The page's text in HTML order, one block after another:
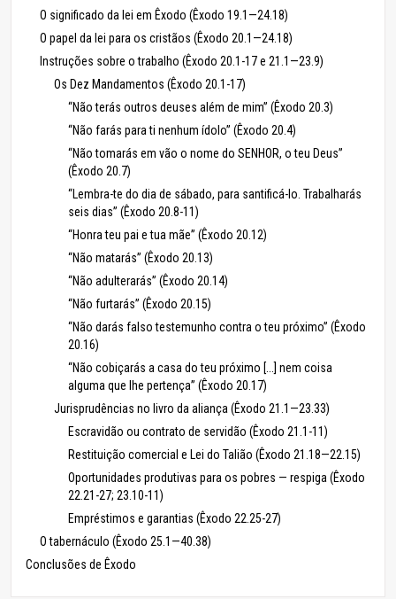
O significado da lei em Êxodo (Êxodo 19.1—24.18)
O papel da lei para os cristãos (Êxodo 20.1—24.18)
Instruções sobre o trabalho (Êxodo 20.1-17 e 21.1—23.9)
Os Dez Mandamentos (Êxodo 20.1-17)
“Não terás outros deuses além de mim” (Êxodo 20.3)
“Não farás para ti nenhum ídolo” (Êxodo 20.4)
“Não tomarás em vão o nome do SENHOR, o teu Deus”
(Êxodo 20.7)
“Lembra-te do dia de sábado, para santificá-lo. Trabalharás
seis dias” (Êxodo 20.8-11)
“Honra teu pai e tua mãe” (Êxodo 20.12)
“Não matarás” (Êxodo 20.13)
“Não adulterarás” (Êxodo 20.14)
“Não furtarás” (Êxodo 20.15)
“Não darás falso testemunho contra o teu próximo” (Êxodo
20.16)
“Não cobiçarás a casa do teu próximo [...] nem coisa
alguma que lhe pertença” (Êxodo 20.17)
Jurisprudências no livro da aliança (Êxodo 21.1—23.33)
Escravidão ou contrato de servidão (Êxodo 21.1-11)
Restituição comercial e Lei do Talião (Êxodo 21.18—22.15)
Oportunidades produtivas para os pobres — respiga (Êxodo
22.21-27; 23.10-11)
Empréstimos e garantias (Êxodo 22.25-27)
O tabernáculo (Êxodo 25.1—40.38)
Conclusões de Êxodo